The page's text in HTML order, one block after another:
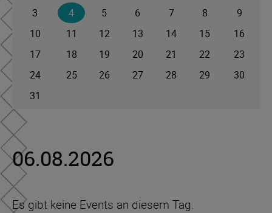
3
4 5 6 7 8
9
10
11 12 13 14 15
16
17
18 19 20 21 22
23
24
25 26 27 28 29
30
31
06.08.2026
Es gibt keine Events an diesem Tag.